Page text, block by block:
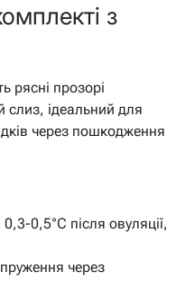
з
рясні прозорі
слиз, ідеальний для
через пошкодження
0,3-0,5°C після овуляції,
через